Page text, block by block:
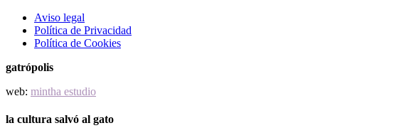
Aviso legal
Política de Privacidad
Política de Cookies
gatrópolis
web: mintha estudio
la cultura salvó al gato